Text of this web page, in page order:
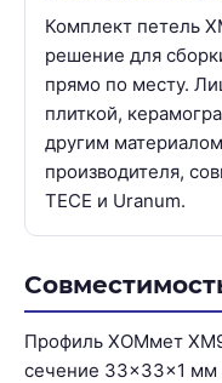
Комплект петель
решение для
прямо по месту.
плиткой,
другим
производителя,
TECE и Uranum.
Профиль ХОМмет
сечение 33×33×1 мм